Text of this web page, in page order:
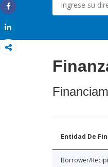
Share
Entidad De
Borrower/